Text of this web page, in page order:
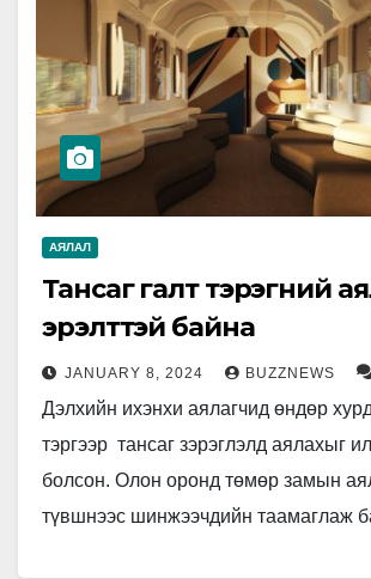
АЯЛАЛ
Тансаг галт тэрэгний
эрэлттэй байна
JANUARY 8, 2024 BUZZNEWS
Дэлхийн ихэнхи аялагчид өндөр
тэргээр тансаг зэрэглэлд аялахыг
болсон. Олон оронд төмөр замын
түвшнээс шинжээчдийн таамаглаж